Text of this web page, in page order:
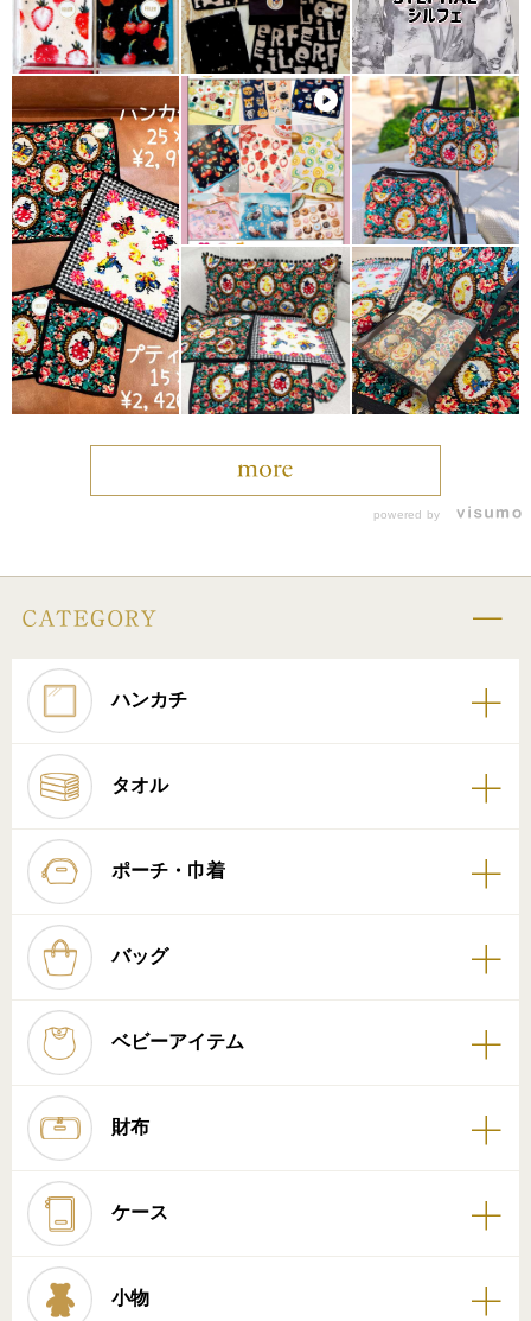
powered by
ハンカチ
タオル
ポーチ・巾着
バッグ
ベビーアイテム
財布
ケース
小物